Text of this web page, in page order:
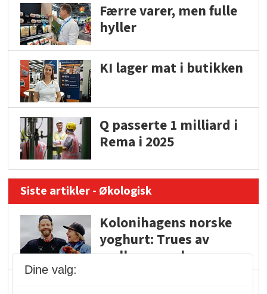
Færre varer, men fulle
hyller
KI lager mat i butikken
Q passerte 1 milliard i
Rema i 2025
Siste artikler - Økologisk
Kolonihagens norske
yoghurt: Trues av
melkemangel
Dine valg: